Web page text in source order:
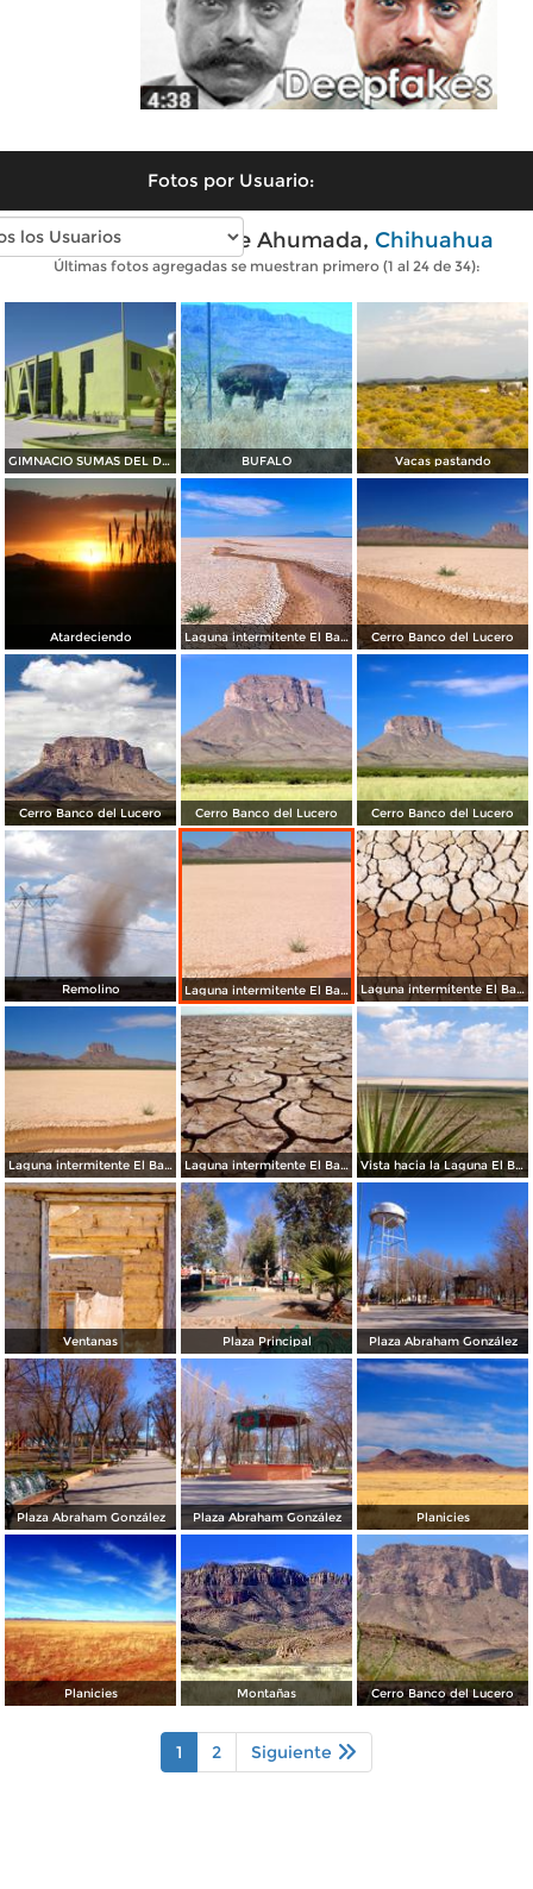
Fotos por Usuario:
Fotos modernas de Ahumada, Chihuahua
Últimas fotos agregadas se muestran primero (1 al 24 de 34):
GIMNACIO SUMAS DEL DESIERTO CD. AHUMADA CHIHUAHA. MEX. BUFALO Vacas pastando
Atardeciendo Laguna intermitente El Barreal Cerro Banco del Lucero
Cerro Banco del Lucero Cerro Banco del Lucero Cerro Banco del Lucero
Remolino Laguna intermitente El Barreal Laguna intermitente El Barreal
Laguna intermitente El Barreal Laguna intermitente El Barreal Vista hacia la Laguna El Barreal
Ventanas Plaza Principal Plaza Abraham González
Plaza Abraham González Plaza Abraham González Planicies
Planicies Montañas Cerro Banco del Lucero
1 2 Siguiente